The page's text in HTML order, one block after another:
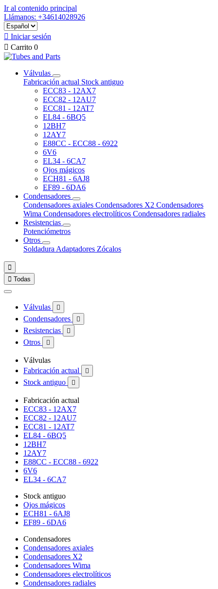
Ir al contenido principal
Llámanos: +34614028926
 Iniciar sesión
 Carrito 0
Válvulas
Fabricación actual Stock antiguo
ECC83 - 12AX7
ECC82 - 12AU7
ECC81 - 12AT7
EL84 - 6BQ5
12BH7
12AY7
E88CC - ECC88 - 6922
6V6
EL34 - 6CA7
Ojos mágicos
ECH81 - 6AJ8
EF89 - 6DA6
Condensadores
Condensadores axiales Condensadores X2 Condensadores
Wima Condensadores electrolíticos Condensadores radiales
Resistencias
Potenciómetros
Otros
Soldadura Adaptadores Zócalos

 Todas
Válvulas 
Condensadores 
Resistencias 
Otros 
Válvulas
Fabricación actual

Stock antiguo 
Fabricación actual
ECC83 - 12AX7
ECC82 - 12AU7
ECC81 - 12AT7
EL84 - 6BQ5
12BH7
12AY7
E88CC - ECC88 - 6922
6V6
EL34 - 6CA7
Stock antiguo
Ojos mágicos
ECH81 - 6AJ8
EF89 - 6DA6
Condensadores
Condensadores axiales
Condensadores X2
Condensadores Wima
Condensadores electrolíticos
Condensadores radiales